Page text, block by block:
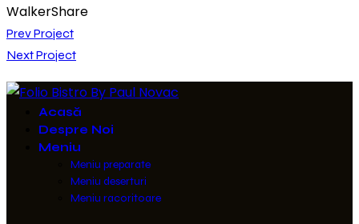
WalkerShare
Post
navigation
Prev Project
Next Project
Acasă
Despre Noi
Meniu
Meniu preparate
Meniu deserturi
Meniu racoritoare